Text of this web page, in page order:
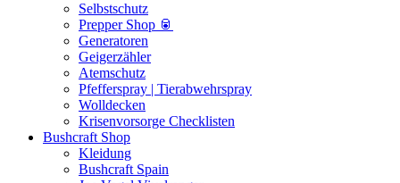
Selbstschutz
Prepper Shop 🥫
Generatoren
Geigerzähler
Atemschutz
Pfefferspray | Tierabwehrspray
Wolldecken
Krisenvorsorge Checklisten
Bushcraft Shop
Kleidung
Bushcraft Spain